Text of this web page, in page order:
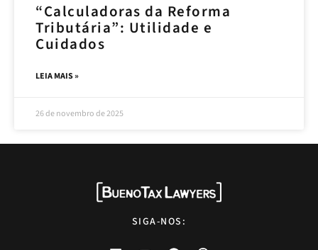
“Calculadoras da Reforma
Tributária”: Utilidade e
Cuidados
LEIA MAIS »
26 de novembro de 2025
SIGA-NOS: